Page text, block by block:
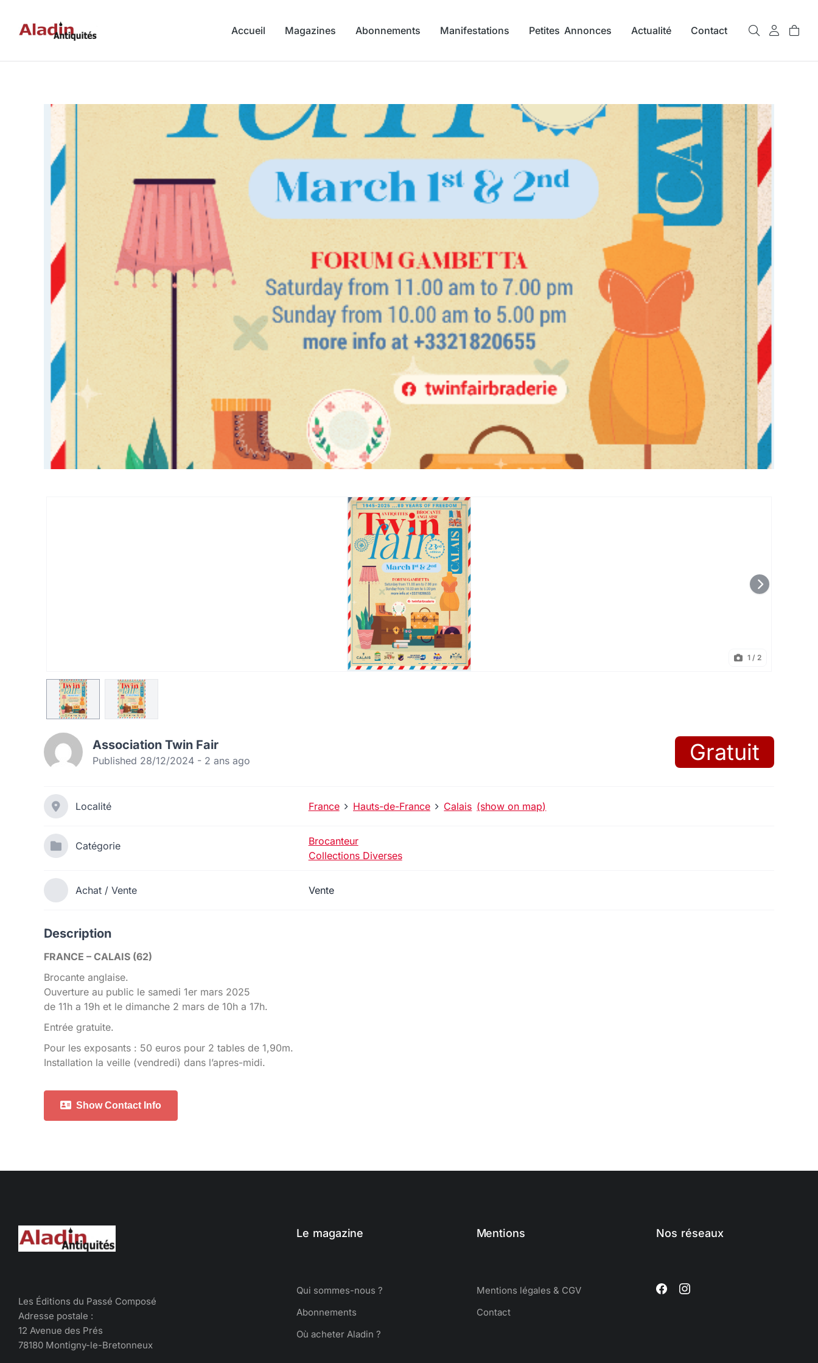
Accueil Magazines Abonnements Manifestations Petites Annonces Actualité Contact
1 / 2
Association Twin Fair
Published 28/12/2024 - 2 ans ago Gratuit
Localité France Hauts-de-France Calais (show on map)
Catégorie
Brocanteur
Collections Diverses
Achat / Vente Vente
Description
FRANCE – CALAIS (62)
Brocante anglaise.
Ouverture au public le samedi 1er mars 2025
de 11h a 19h et le dimanche 2 mars de 10h a 17h.
Entrée gratuite.
Pour les exposants : 50 euros pour 2 tables de 1,90m.
Installation la veille (vendredi) dans l’apres-midi.
Show Contact Info
Les Éditions du Passé Composé
Adresse postale :
12 Avenue des Prés
78180 Montigny-le-Bretonneux
Le magazine
Qui sommes-nous ?
Abonnements
Où acheter Aladin ?
Mentions
Mentions légales & CGV
Contact
Nos réseaux